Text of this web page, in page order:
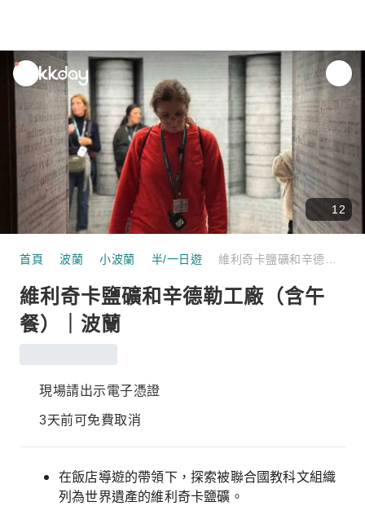
unread
notifications
12
首頁 波蘭 小波蘭 半/一日遊
維利奇卡鹽礦和辛德勒工廠（含午
餐）｜波蘭
現場請出示電子憑證
3天前可免費取消
在飯店導遊的帶領下，探索被聯合國教科文組織
列為世界遺產的維利奇卡鹽礦。